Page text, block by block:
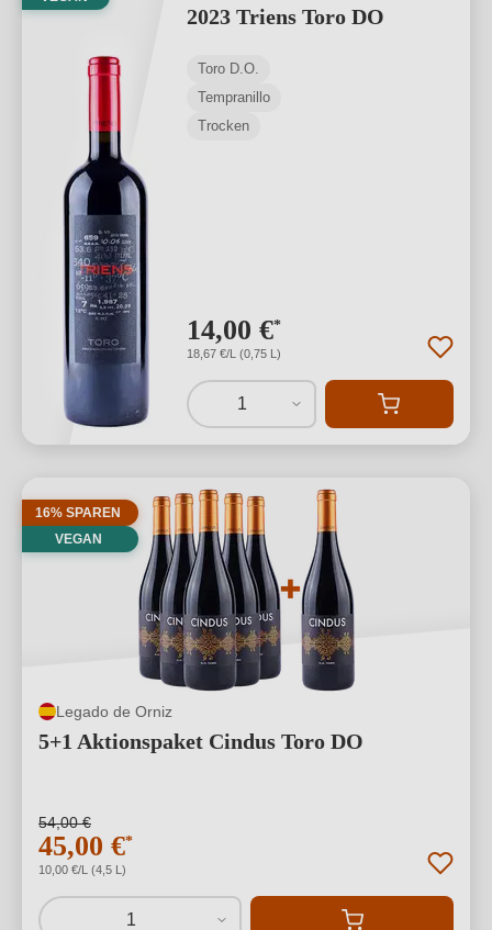
2023 Triens Toro DO
Toro D.O.
Tempranillo
Trocken
14,00 €*
18,67 €/L (0,75 L)
1
16% SPAREN
VEGAN
Legado de Orniz
5+1 Aktionspaket Cindus Toro DO
54,00 €
45,00 €*
10,00 €/L (4,5 L)
1